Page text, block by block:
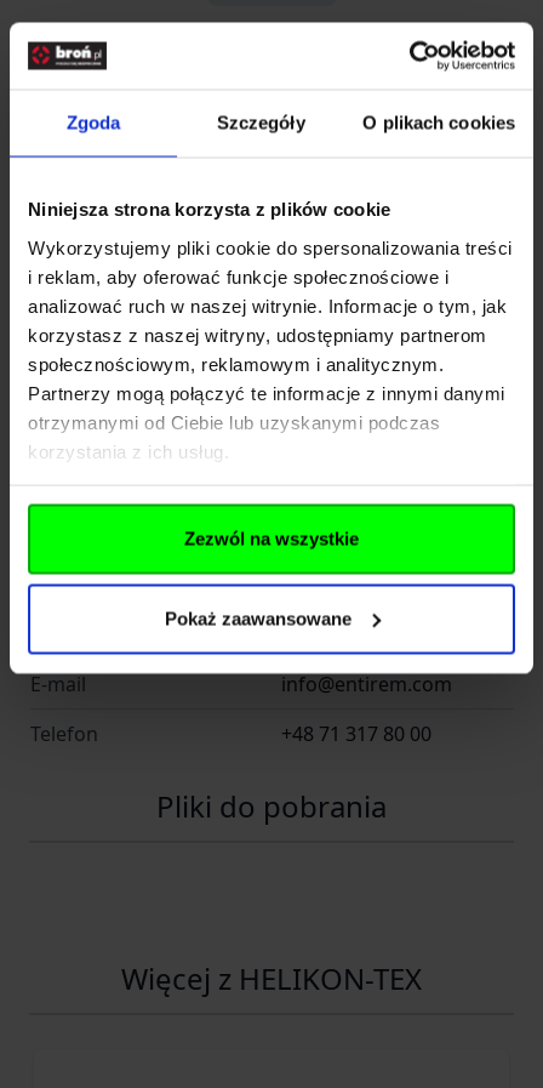
Zgoda Szczegóły O plikach cookies
Niniejsza strona korzysta z plików cookie
Wykorzystujemy pliki cookie do spersonalizowania treści
i reklam, aby oferować funkcje społecznościowe i
analizować ruch w naszej witrynie. Informacje o tym, jak
korzystasz z naszej witryny, udostępniamy partnerom
społecznościowym, reklamowym i analitycznym.
Partnerzy mogą połączyć te informacje z innymi danymi
otrzymanymi od Ciebie lub uzyskanymi podczas
korzystania z ich usług.
Zezwól na wszystkie
Pokaż zaawansowane
Producent
HELIKON-TEX
Producent
Nazwa
Entire M Wrocław -
Helikon Polska
Radomska 34
Kod pocztowy
54-032
Wrocław
E-mail
info@entirem.com
Telefon
+48 71 317 80 00
Pliki do pobrania
Więcej z HELIKON-TEX